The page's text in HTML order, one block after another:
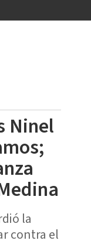
Ninel
la
contra el